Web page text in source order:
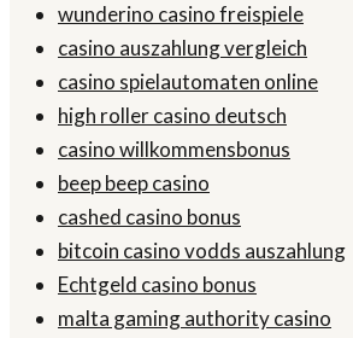
wunderino casino freispiele
casino auszahlung vergleich
casino spielautomaten online
high roller casino deutsch
casino willkommensbonus
beep beep casino
cashed casino bonus
bitcoin casino vodds auszahlung
Echtgeld casino bonus
malta gaming authority casino